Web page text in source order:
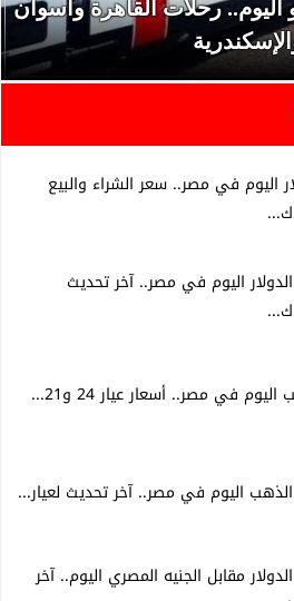
اليوم.. رحلات القاهرة وأسوان
اليوم في مصر.. سعر الشراء والبيع
اليوم في مصر.. آخر تحديث
في مصر.. أسعار عيار 24 و21...
اليوم في مصر.. آخر تحديث لعيار...
مقابل الجنيه المصري اليوم.. آخر